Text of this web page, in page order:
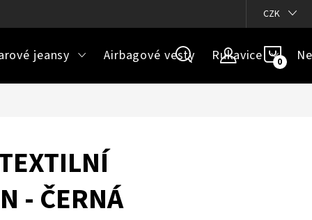
CZK
jeansy Airbagové vesty Rukavice
- ČERNÁ